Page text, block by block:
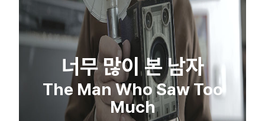
너무 많이 본 남자
The Man Who Saw Too
Much